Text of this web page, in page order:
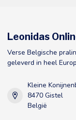
Leonidas
Verse Belgische
geleverd in heel
Kleine
8470 Gistel
België